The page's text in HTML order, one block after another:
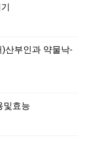
)산부인과 약물낙­
및효능